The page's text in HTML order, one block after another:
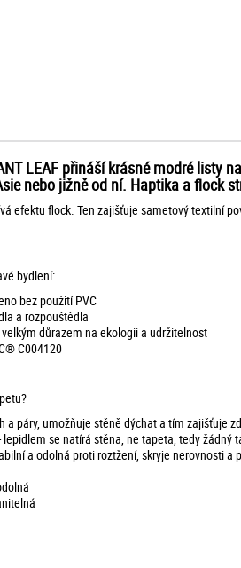
LEAF přináší krásné modré listy
nebo jižně od ní. Haptika a flock
efektu flock. Ten zajišťuje sametový textilní
bydlení:
bez použití PVC
a rozpouštědla
důrazem na ekologii a udržitelnost
C004120
a páry, umožňuje stěně dýchat a tím zajišťuje
lepidlem se natírá stěna, ne tapeta, tedy
a odolná proti roztžení, skryje nerovnosti a